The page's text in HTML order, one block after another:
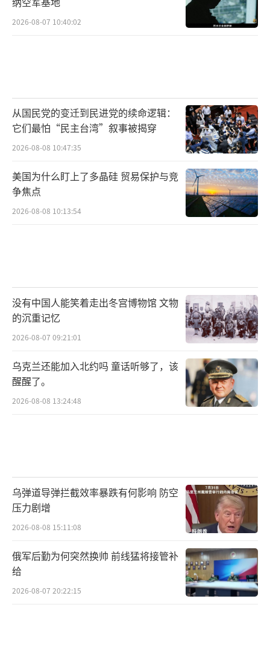
2026-08-07 10:40:02
从国民党的变迁到民进党的续命逻辑：
它们最怕“民主台湾”叙事被揭穿
2026-08-08 10:47:35
美国为什么盯上了多晶硅 贸易保护与竞
争焦点
2026-08-08 10:13:54
没有中国人能笑着走出冬宫博物馆 文物
的沉重记忆
2026-08-07 09:21:01
乌克兰还能加入北约吗 童话听够了，该
醒醒了。
2026-08-08 13:24:48
乌弹道导弹拦截效率暴跌有何影响 防空
压力剧增
2026-08-08 15:11:08
俄军后勤为何突然换帅 前线猛将接管补
给
2026-08-07 20:22:15